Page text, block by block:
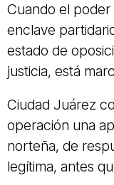
Cuando el
enclave
estado de
justicia, está
Ciudad Juárez
operación una
norteña, de
legítima, antes